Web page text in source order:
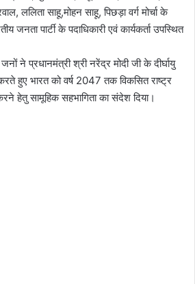
ललिता साहू,मोहन साहू, पिछड़ा वर्ग मोर्चा के
जनता पार्टी के पदाधिकारी एवं कार्यकर्ता उपस्थित
ने प्रधानमंत्री श्री नरेंद्र मोदी जी के दीर्घायु
हुए भारत को वर्ष 2047 तक विकसित राष्ट्र
हेतु सामूहिक सहभागिता का संदेश दिया।